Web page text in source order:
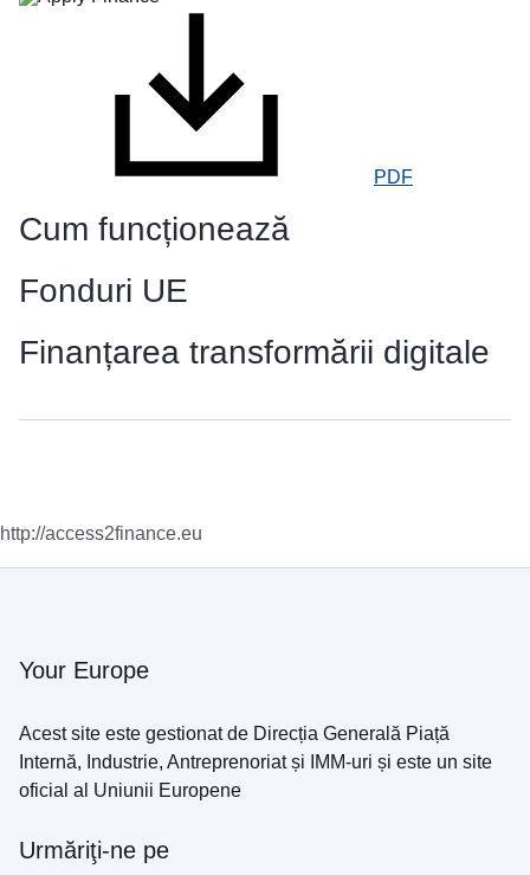
PDF
Cum funcționează
Fonduri UE
Finanțarea transformării digitale
http://access2finance.eu
Your Europe
Acest site este gestionat de Direcția Generală Piață
Internă, Industrie, Antreprenoriat și IMM-uri și este un site
oficial al Uniunii Europene
Urmăriţi-ne pe